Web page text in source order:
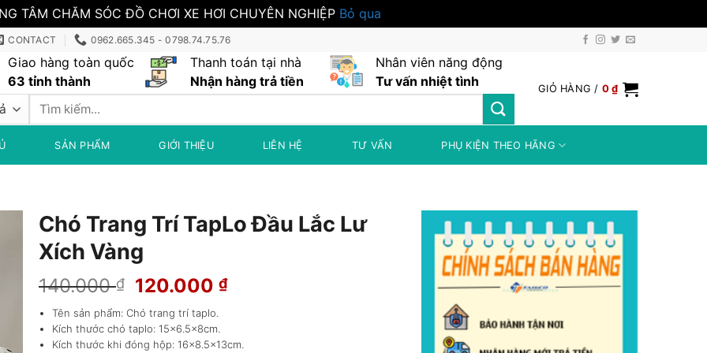
TÂM CHĂM SÓC ĐỒ CHƠI XE HƠI CHUYÊN NGHIỆP Bỏ qua
CONTACT 0962.665.345 - 0798.74.75.76
Giao hàng toàn quốc
63 tỉnh thành
Thanh toán tại nhà
Nhận hàng trả tiền
Nhân viên năng động
Tư vấn nhiệt tình
Tìm
GIỎ HÀNG / 0₫
SẢN PHẨM GIỚI THIỆU LIÊN HỆ TƯ VẤN PHỤ KIỆN THEO HÃNG
Chó Trang Trí TapLo Đầu Lắc Lư
Xích Vàng
140.000₫
Giá
gốc
là:
140.000 ₫.
120.000₫Giá
là:
Tên sản phẩm: Chó trang trí taplo.
Kích thước chó taplo: 15×6.5x8cm.
Kích thước khi đóng hộp: 16×8.5x13cm.